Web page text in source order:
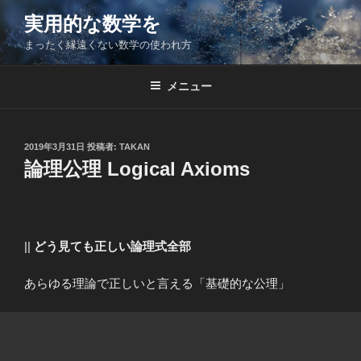
ン
テ
ン
実用的な数学を
まったく縁遠くない数学の使われ方
メニュー
投
稿
日:
2019年3月31日 投稿者: TAKAN
論理公理 Logical Axioms
|| どう見ても正しい論理式全部
あらゆる理論で正しいと言える「基礎的な公理」